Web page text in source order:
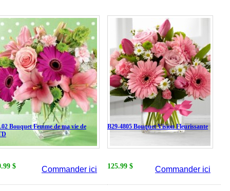
Bouquet Femme de ma vie de
$ Commander ici
B29-4805 Bouquet Vision Fleurissante
125.99 $ Commander ici